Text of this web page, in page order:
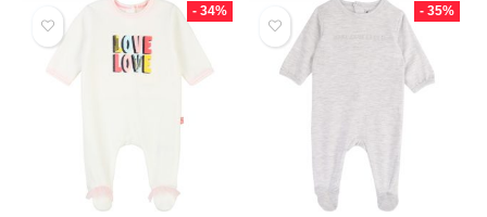
- 34% - 35%